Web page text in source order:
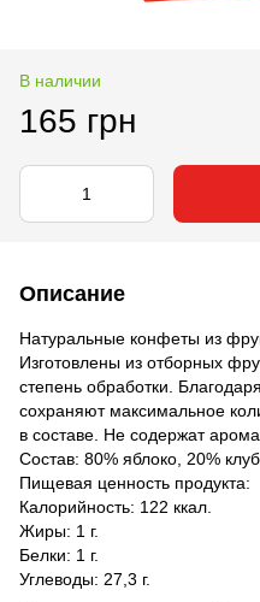
В наличии
165 грн
Описание
Натуральные конфеты из
Изготовлены из отборных
степень обработки.
сохраняют максимальное
в составе. Не содержат
Состав: 80% яблоко, 20%
Пищевая ценность продукта:
Калорийность: 122 ккал.
Жиры: 1 г.
Белки: 1 г.
Углеводы: 27,3 г.